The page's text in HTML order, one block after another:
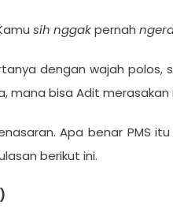
sih nggakpernah
dengan wajah
mana bisa Adit merasakan
Apa benar PMS
berikut ini.